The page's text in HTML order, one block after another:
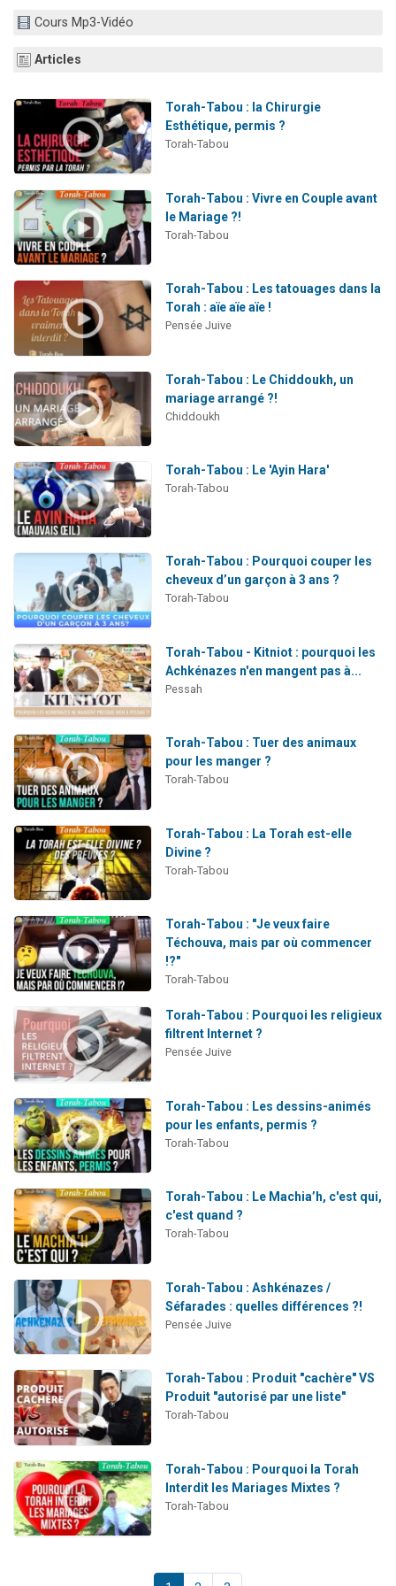
Cours Mp3-Vidéo
Articles
Torah-Tabou : la Chirurgie
Esthétique, permis ?
Torah-Tabou
Torah-Tabou : Vivre en Couple avant
le Mariage ?!
Torah-Tabou
Torah-Tabou : Les tatouages dans la
Torah : aïe aïe aïe !
Pensée Juive
Torah-Tabou : Le Chiddoukh, un
mariage arrangé ?!
Chiddoukh
Torah-Tabou : Le 'Ayin Hara'
Torah-Tabou
Torah-Tabou : Pourquoi couper les
cheveux d’un garçon à 3 ans ?
Torah-Tabou
Torah-Tabou - Kitniot : pourquoi les
Achkénazes n'en mangent pas à...
Pessah
Torah-Tabou : Tuer des animaux
pour les manger ?
Torah-Tabou
Torah-Tabou : La Torah est-elle
Divine ?
Torah-Tabou
Torah-Tabou : "Je veux faire
Téchouva, mais par où commencer
!?"
Torah-Tabou
Torah-Tabou : Pourquoi les religieux
filtrent Internet ?
Pensée Juive
Torah-Tabou : Les dessins-animés
pour les enfants, permis ?
Torah-Tabou
Torah-Tabou : Le Machia’h, c'est qui,
c'est quand ?
Torah-Tabou
Torah-Tabou : Ashkénazes /
Séfarades : quelles différences ?!
Pensée Juive
Torah-Tabou : Produit "cachère" VS
Produit "autorisé par une liste"
Torah-Tabou
Torah-Tabou : Pourquoi la Torah
Interdit les Mariages Mixtes ?
Torah-Tabou